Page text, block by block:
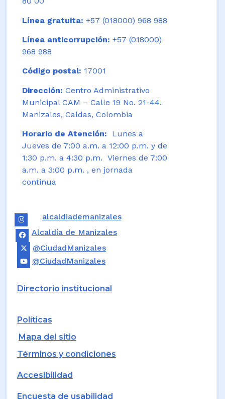
Línea gratuita: +57 (018000) 968 988
Línea anticorrupción: +57 (018000)
968 988
Código postal: 17001
Dirección: Centro Administrativo
Municipal CAM – Calle 19 No. 21-44.
Manizales, Caldas, Colombia
Horario de Atención: Lunes a
Jueves de 7:00 a.m. a 12:00 p.m. y de
1:30 p.m. a 4:30 p.m. Viernes de 7:00
a.m. a 3:00 p.m. , en jornada
continua
alcaldiademanizales
Alcaldía de Manizales
@CiudadManizales
@CiudadManizales
Directorio institucional
Políticas
Mapa del sitio
Términos y condiciones
Accesibilidad
Encuesta de usabilidad